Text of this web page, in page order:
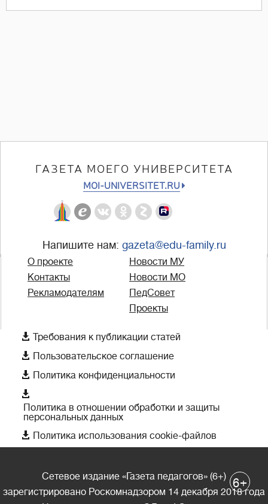
ГАЗЕТА МОЕГО УНИВЕРСИТЕТА
MOI-UNIVERSITET.RU
Напишите нам: gazeta@edu-family.ru
О проекте
Контакты
Рекламодателям
Новости МУ
Новости МО
ПедСовет
Проекты
 Требования к публикации статей
 Пользовательское соглашение
 Политика конфиденциальности

Политика в отношении обработки и защиты
персональных данных
 Политика использования cookie-файлов
Сетевое издание «Газета педагогов» (6+)
зарегистрировано Роскомнадзором 14 декабря 2018 года
6+